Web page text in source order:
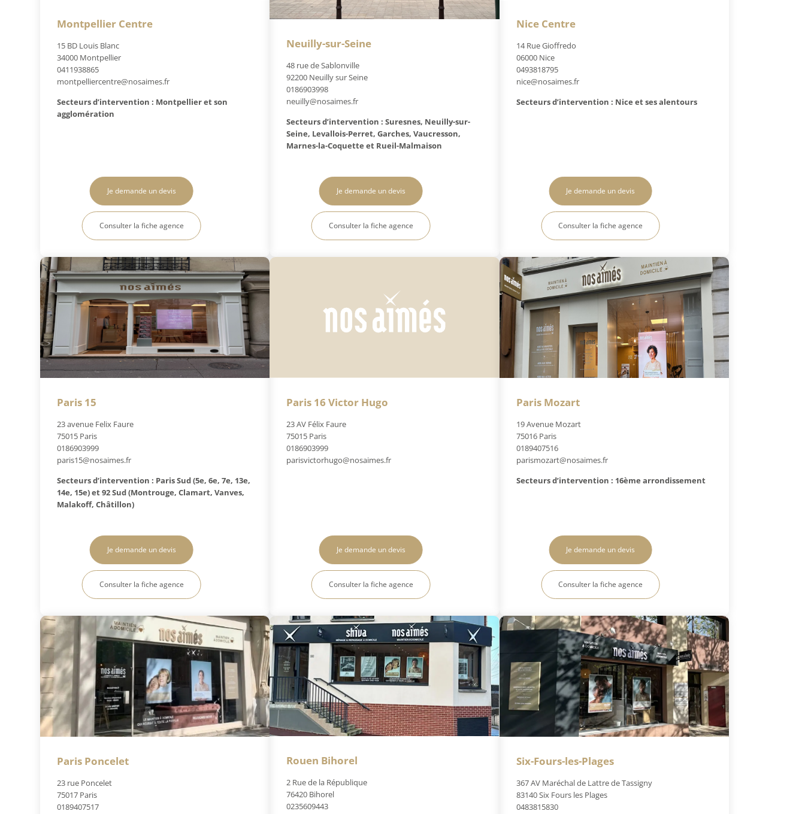
Montpellier Centre
15 BD Louis Blanc
34000 Montpellier
0411938865
montpelliercentre@nosaimes.fr
Secteurs d’intervention : Montpellier et son
agglomération
Je demande un devis
Consulter la fiche agence
Neuilly-sur-Seine
48 rue de Sablonville
92200 Neuilly sur Seine
0186903998
neuilly@nosaimes.fr
Secteurs d’intervention : Suresnes, Neuilly-sur-
Seine, Levallois-Perret, Garches, Vaucresson,
Marnes-la-Coquette et Rueil-Malmaison
Je demande un devis
Consulter la fiche agence
Nice Centre
14 Rue Gioffredo
06000 Nice
0493818795
nice@nosaimes.fr
Secteurs d’intervention : Nice et ses alentours
Je demande un devis
Consulter la fiche agence
Paris 15
23 avenue Felix Faure
75015 Paris
0186903999
paris15@nosaimes.fr
Secteurs d’intervention : Paris Sud (5e, 6e, 7e, 13e,
14e, 15e) et 92 Sud (Montrouge, Clamart, Vanves,
Malakoff, Châtillon)
Je demande un devis
Consulter la fiche agence
Paris 16 Victor Hugo
23 AV Félix Faure
75015 Paris
0186903999
parisvictorhugo@nosaimes.fr
Je demande un devis
Consulter la fiche agence
Paris Mozart
19 Avenue Mozart
75016 Paris
0189407516
parismozart@nosaimes.fr
Secteurs d’intervention : 16ème arrondissement
Je demande un devis
Consulter la fiche agence
Paris Poncelet
23 rue Poncelet
75017 Paris
0189407517
Rouen Bihorel
2 Rue de la République
76420 Bihorel
0235609443
Six-Fours-les-Plages
367 AV Maréchal de Lattre de Tassigny
83140 Six Fours les Plages
0483815830